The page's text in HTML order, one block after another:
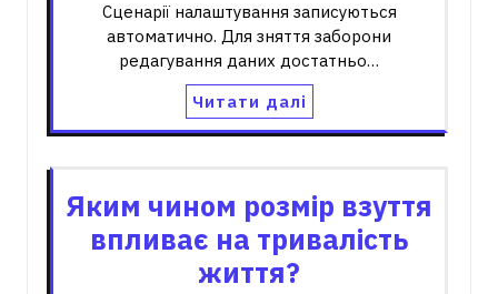
Сценарії налаштування записуються
автоматично. Для зняття заборони
редагування даних достатньо…
Читати далі
Яким чином розмір взуття
впливає на тривалість
життя?